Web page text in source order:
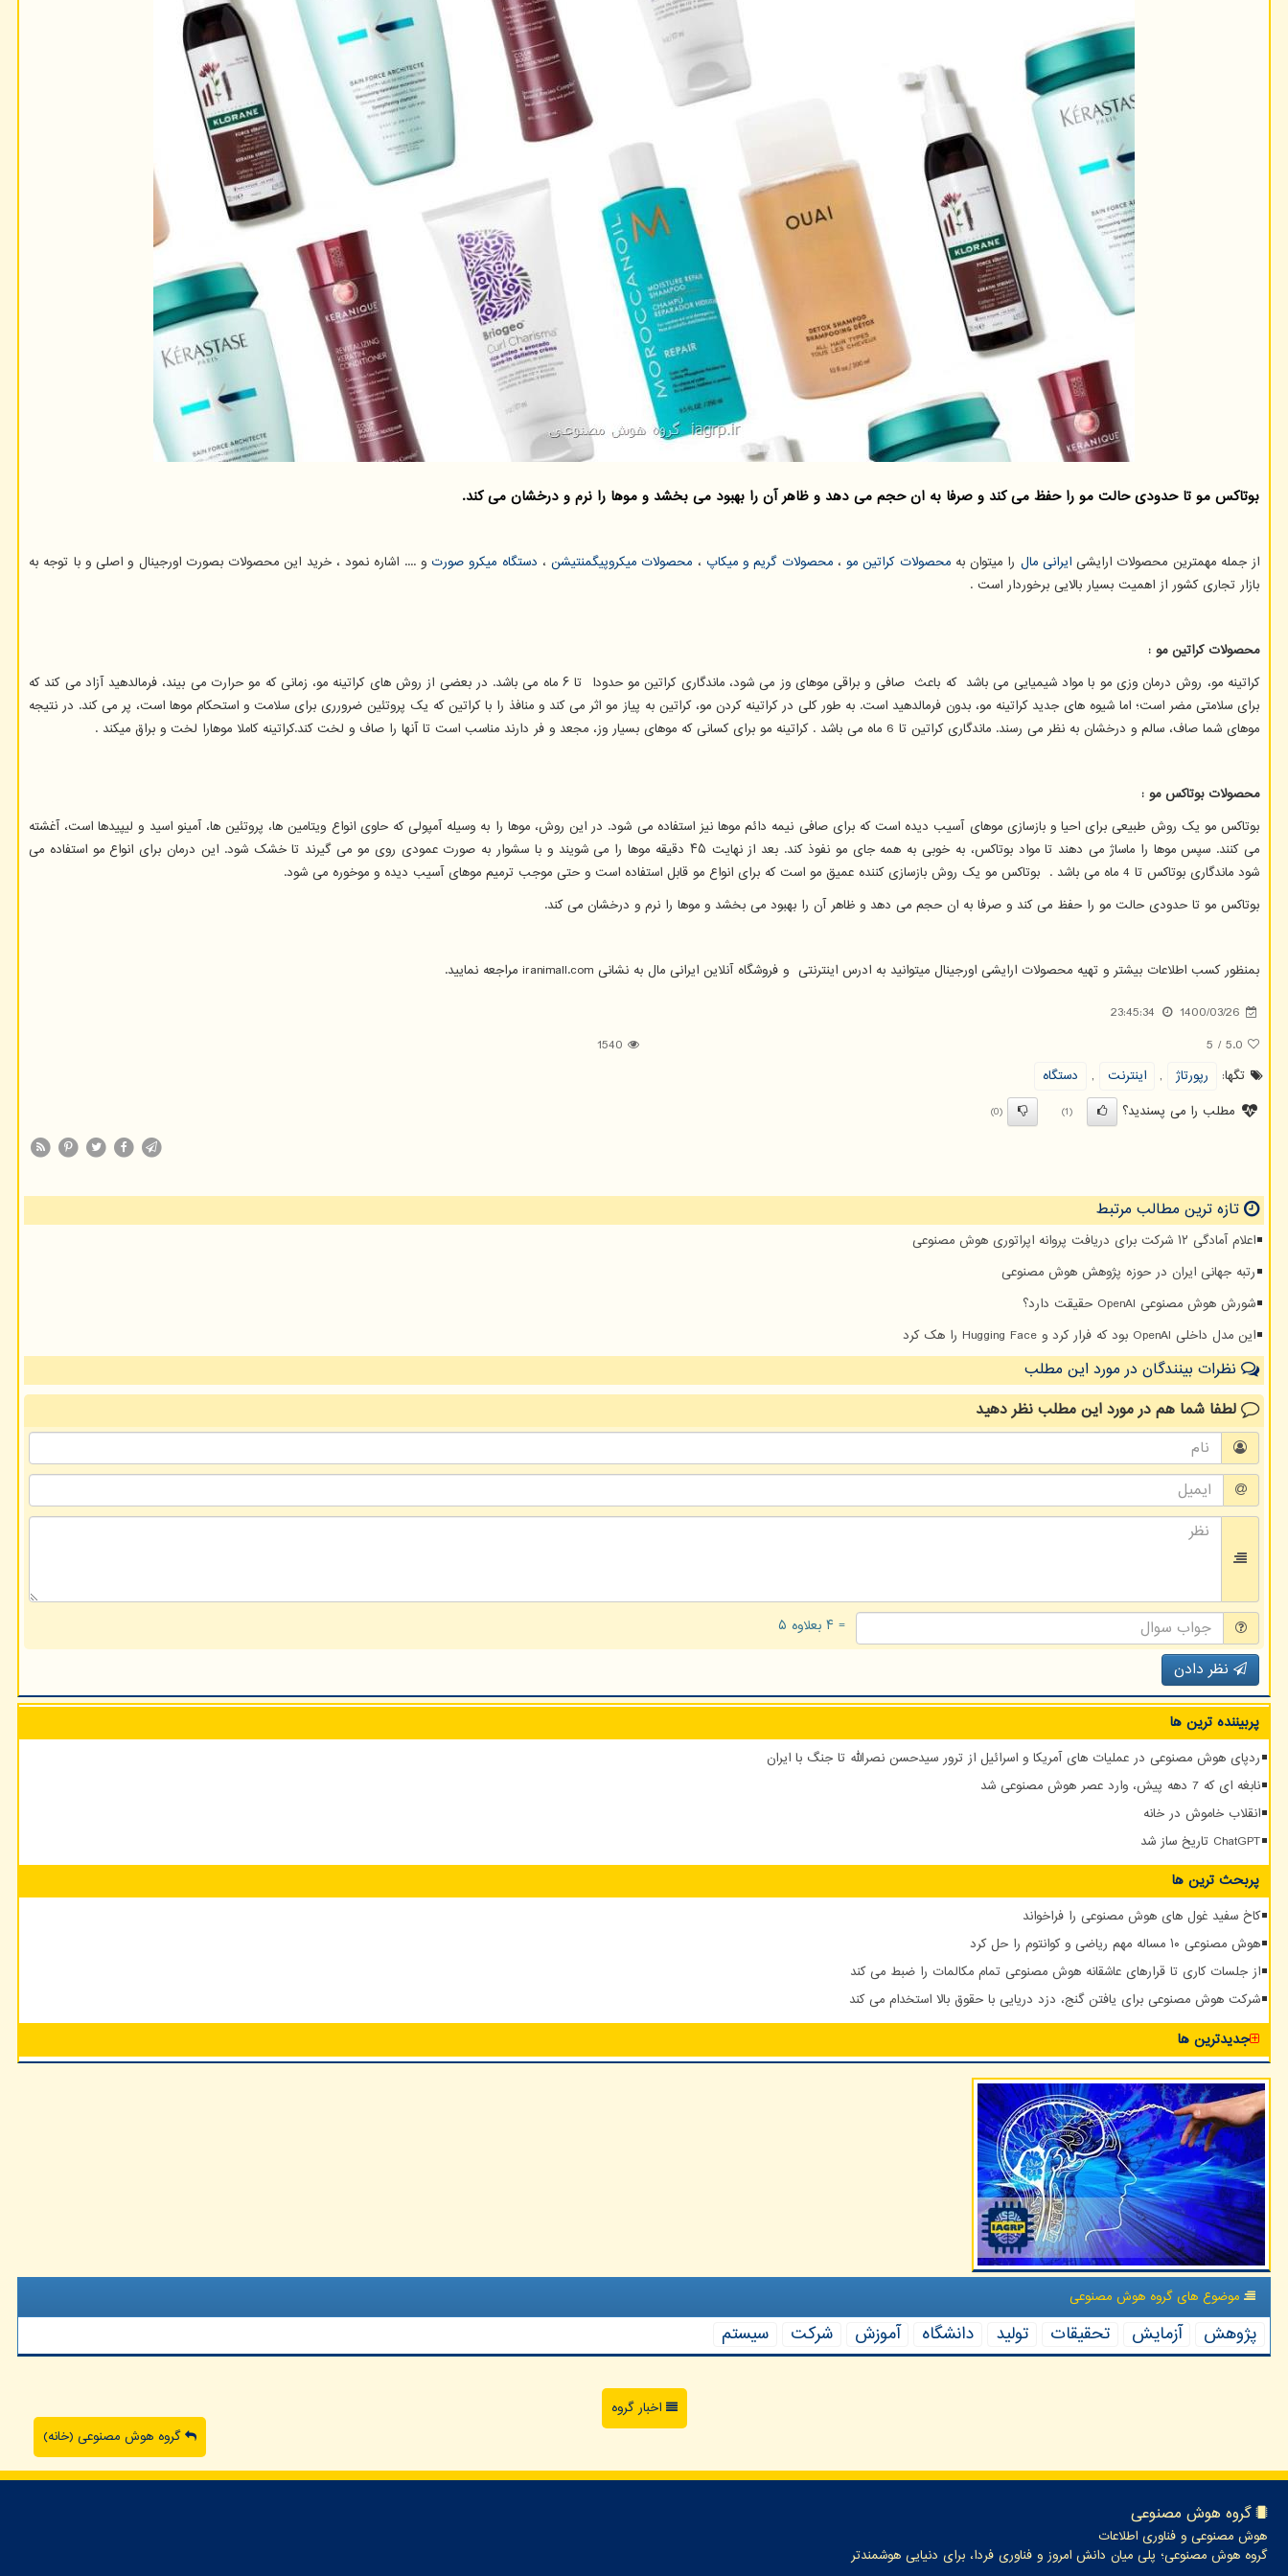
بوتاكس مو تا حدودی حالت مو را حفظ می كند و صرفا به ان حجم می دهد و ظاهر آن را بهبود می بخشد و موها را نرم و درخشان می كند.
از جمله مهمترین محصولات ارایشیایرانی مال را میتوان بهمحصولات کراتین مو ،محصولات گریم و میکاپ ، محصولات میکروپیگمنتیشن ، دستگاه میکرو صورت و .... اشاره نمود ، خرید این محصولات بصورت اورجینال و اصلی و با توجه به
بازار تجاری کشور از اهمیت بسیار بالایی برخوردار است .
محصولات کراتین مو :
کراتینه مو، روش درمان وزی مو با مواد شیمیایی می باشد که باعث صافی و براقی موهای وز می شود، ماندگاری کراتین مو حدودا تا ۶ ماه می باشد. در بعضی از روش های کراتینه مو، زمانی که مو حرارت می بیند، فرمالدهید آزاد می کند که
برای سلامتی مضر است؛ اما شیوه های جدید کراتینه مو، بدون فرمالدهید است. به طور کلی در کراتینه کردن مو، کراتین به پیاز مو اثر می کند و منافذ را با کراتین که یک پروتئین ضرورری برای سلامت و استحکام موها است، پر می کند. در نتیجه
موهای شما صاف، سالم و درخشان به نظر می رسند. ماندگاری کراتین تا 6 ماه می باشد . کراتینه مو برای کسانی که موهای بسیار وز، مجعد و فر دارند مناسب است تا آنها را صاف و لخت کند.کراتینه کاملا موهارا لخت و براق میکند .
محصولات بوتاکس مو :
بوتاکس مو یک روش طبیعی برای احیا و بازسازی موهای آسیب دیده است که برای صافی نیمه دائم موها نیز استفاده می شود. در این روش، موها را به وسیله آمپولی که حاوی انواع ویتامین ها، پروتئین ها، آمینو اسید و لیپیدها است، آغشته
می کنند. سپس موها را ماساژ می دهند تا مواد بوتاکس، به خوبی به همه جای مو نفوذ کند. بعد از نهایت ۴۵ دقیقه موها را می شویند و با سشوار به صورت عمودی روی مو می گیرند تا خشک شود. این درمان برای انواع مو استفاده می
شود ماندگاری بوتاکس تا 4 ماه می باشد . بوتاکس مو یک روش بازسازی کننده عمیق مو است که برای انواع مو قابل استفاده است و حتی موجب ترمیم موهای آسیب دیده و موخوره می شود.
بوتاکس مو تا حدودی حالت مو را حفظ می کند و صرفا به ان حجم می دهد و ظاهر آن را بهبود می بخشد و موها را نرم و درخشان می کند.
بمنظور کسب اطلاعات بیشتر و تهیه محصولات ارایشی اورجینال میتوانید به ادرس اینترنتی و فروشگاه آنلاین ایرانی مال به نشانی iranimall.com مراجعه نمایید.
1400/03/26
23:45:34
5.0
/
5
1540
تگها:
رپورتاژ , اینترنت ,
دستگاه
مطلب را می پسندید؟
(1)
(0)
تازه ترین مطالب مرتبط
اعلام آمادگی ۱۲ شرکت برای دریافت پروانه اپراتوری هوش مصنوعی
رتبه جهانی ایران در حوزه پژوهش هوش مصنوعی
شورش هوش مصنوعی OpenAI حقیقت دارد؟
این مدل داخلی OpenAI بود که فرار کرد و Hugging Face را هک کرد
نظرات بینندگان در مورد این مطلب
لطفا شما همدر مورد این مطلبنظر دهید
= ۴ بعلاوه ۵
نظر دادن
پربیننده ترین ها
ردپای هوش مصنوعی در عملیات های آمریکا و اسرائیل از ترور سیدحسن نصرالله تا جنگ با ایران
نابغه ای که 7 دهه پیش، وارد عصر هوش مصنوعی شد
انقلاب خاموش در خانه
ChatGPT تاریخ ساز شد
پربحث ترین ها
کاخ سفید غول های هوش مصنوعی را فراخواند
هوش مصنوعی ۱۰ مساله مهم ریاضی و کوانتوم را حل کرد
از جلسات کاری تا قرارهای عاشقانه هوش مصنوعی تمام مکالمات را ضبط می کند
شرکت هوش مصنوعی برای یافتن گنج، دزد دریایی با حقوق بالا استخدام می کند
جدیدترین ها
موضوع های گروه هوش مصنوعی
پژوهش آزمایش تحقیقات تولید دانشگاه آموزش شركت سیستم
اخبار گروه
گروه هوش مصنوعی (خانه)
گروه هوش مصنوعی
هوش مصنوعی و فناوری اطلاعات
گروه هوش مصنوعی؛ پلی میان دانش امروز و فناوری فردا، برای دنیایی هوشمندتر